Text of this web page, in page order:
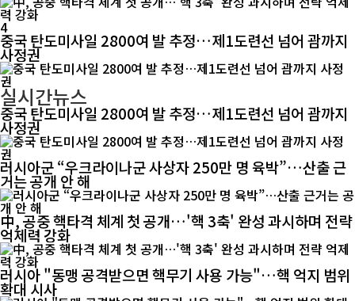
4
중국 탄도미사일 2800여 발 추정…제1도련선 넘어 괌까지
사정권
실시간뉴스
중국 탄도미사일 2800여 발 추정…제1도련선 넘어 괌까지
사정권
러시아군 “우크라이나군 사상자 250만 명 육박”…산출 근
거는 공개 안 해
中, 공중 핵타격 체계 첫 공개…'핵 3축' 완성 과시하며 전략
억제력 강화
러시아 "동맹 공격받으면 핵무기 사용 가능"…핵 억지 범위
확대 시사